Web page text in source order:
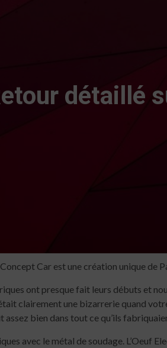
détaillé
Car est une création unique de
ont presque fait leurs débuts et
clairement une bizarrerie quand
assez bien dans tout ce qu’ils
avec le métal de soudage. L’Oeuf